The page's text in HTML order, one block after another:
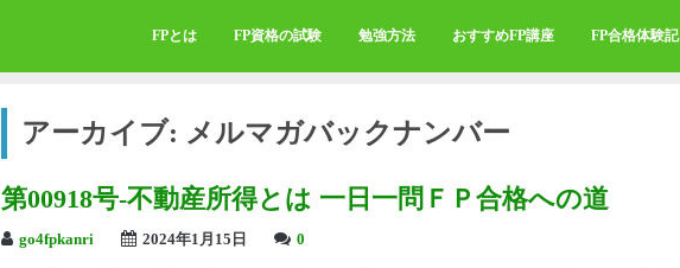
FPとは FP資格の試験 勉強方法 おすすめFP講座 FP合格体験記
アーカイブ: メルマガバックナンバー
第00918号-不動産所得とは 一日一問ＦＰ合格への道
go4fpkanri 2024年1月15日 0